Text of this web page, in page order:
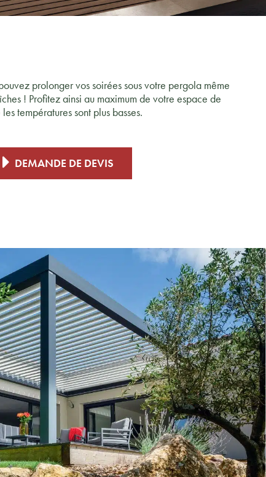
prolonger vos soirées sous votre pergola même
! Profitez ainsi au maximum de votre espace de
températures sont plus basses.
DEMANDE DE DEVIS